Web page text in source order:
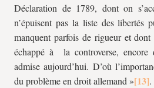
Déclaration de 1789, dont on
n’épuisent pas la liste des libertés
manquent parfois de rigueur et
échappé à la controverse, encore
admise aujourd’hui. D’où
du problème en droit allemand »
.